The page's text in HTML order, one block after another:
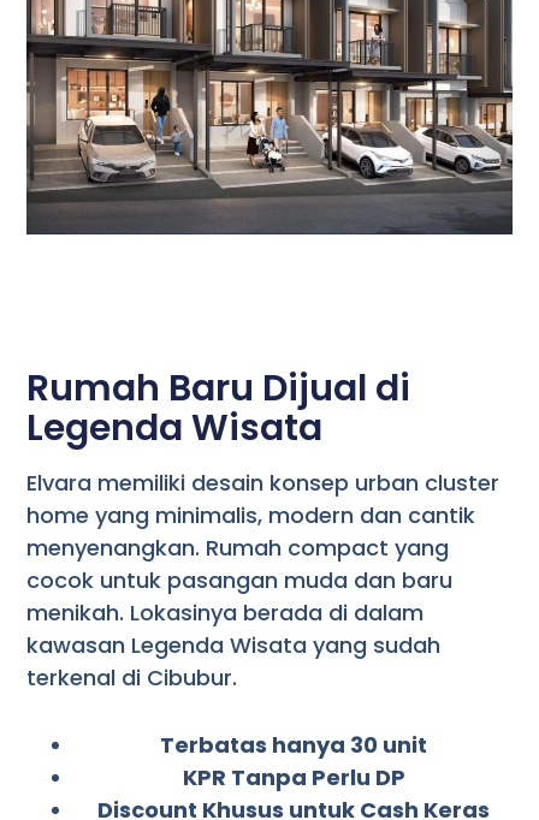
Rumah Baru Dijual di
Legenda Wisata
Elvara memiliki desain konsep urban cluster
home yang minimalis, modern dan cantik
menyenangkan. Rumah compact yang
cocok untuk pasangan muda dan baru
menikah. Lokasinya berada di dalam
kawasan Legenda Wisata yang sudah
terkenal di Cibubur.
Terbatas hanya 30 unit
KPR Tanpa Perlu DP
Discount Khusus untuk Cash Keras